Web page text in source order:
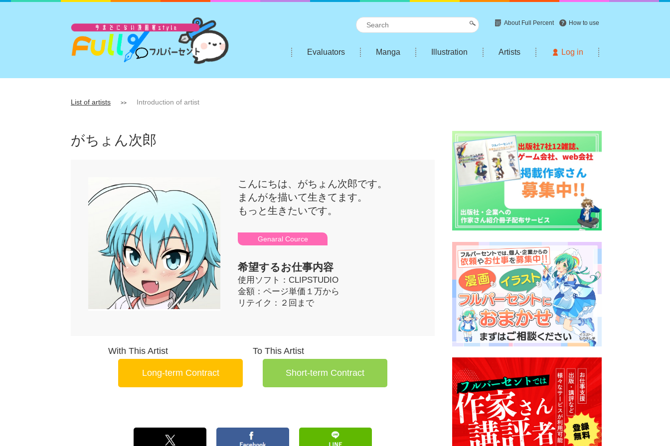
About Full Percent How to use
Evaluators Manga Illustration Artists Log in
List of artists >> Introduction of artist
がちょん次郎
こんにちは、がちょん次郎です。
まんがを描いて生きてます。
もっと生きたいです。
Genaral Cource
希望するお仕事内容
使用ソフト：CLIPSTUDIO
金額：ページ単価１万から
リテイク：２回まで
With This Artist To This Artist